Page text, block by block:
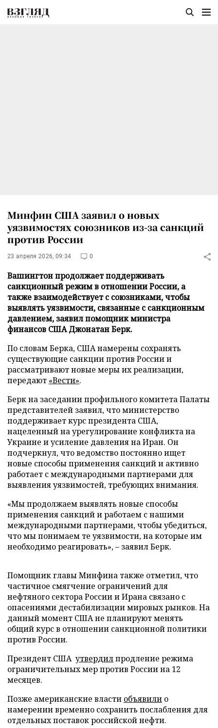
Минфин США заявил о новых
уязвимостях союзников из-за санкций
против России
23 апреля 2026, 09:34 0
Вашингтон продолжает поддерживать
санкционный режим в отношении России, а
также взаимодействует с союзниками, чтобы
выявлять уязвимости, связанные с санкционным
давлением, заявил помощник министра
финансов США Джонатан Берк.
По словам Берка, США намерены сохранять
существующие санкции против России и
рассматривают новые меры их реализации,
передают «Вести».
Берк на заседании профильного комитета Палаты
представителей заявил, что министерство
поддерживает курс президента США,
нацеленный на урегулирование конфликта на
Украине и усиление давления на Иран. Он
подчеркнул, что ведомство постоянно ищет
новые способы применения санкций и активно
работает с международными партнерами для
выявления уязвимостей, требующих внимания.
«Мы продолжаем выявлять новые способы
применения санкций и работаем с нашими
международными партнерами, чтобы убедиться,
что мы понимаем те уязвимости, на которые им
необходимо реагировать», – заявил Берк.
Помощник главы Минфина также отметил, что
частичное смягчение ограничений для
нефтяного сектора России и Ирана связано с
опасениями дестабилизации мировых рынков. На
данный момент США не планируют менять
общий курс в отношении санкционной политики
против России.
Президент США утвердилпродление режима
ограничительных мер против России на 12
месяцев.
Позже американские власти объявили о
намерении временно сохранить послабления для
отдельных поставок российской нефти.